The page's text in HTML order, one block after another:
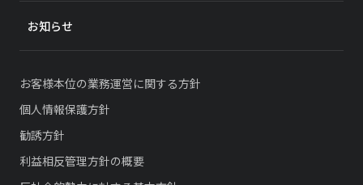
お知らせ
お客様本位の業務運営に関する方針
個人情報保護方針
勧誘方針
利益相反管理方針の概要